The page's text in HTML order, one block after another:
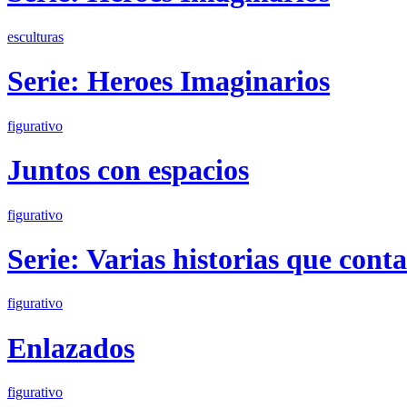
esculturas
Serie: Heroes Imaginarios
figurativo
Juntos con espacios
figurativo
Serie: Varias historias que
figurativo
Enlazados
figurativo